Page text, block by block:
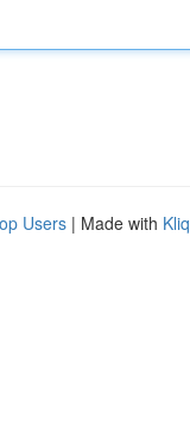
Users | Made with